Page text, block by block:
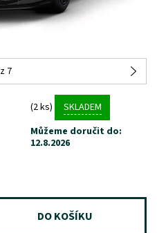
z 7
(2 ks)
SKLADEM
Můžeme doručit do:
12.8.2026